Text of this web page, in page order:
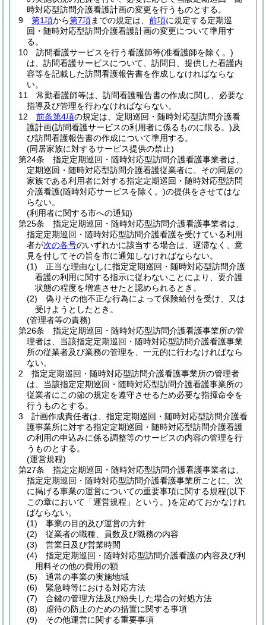
時対応型訪問介護看護計画の変更を行うものとする。
9
第1項から第7項までの規定は、 前項に規定する定期巡
回・随時対応型訪問介護看護計画の変更について準用す
る。
10
訪問看護サービスを行う看護師等(准看護師を除く。)
は、訪問看護サービスについて、訪問日、提供した看護内
容等を記載した訪問看護報告書を作成しなければならな
い。
11
常勤看護師等は、訪問看護報告書の作成に関し、必要な
指導及び管理を行わなければならない。
12
前条第4項の規定は、定期巡回・随時対応型訪問介護看
護計画(訪問看護サービスの利用者に係るものに限る。)及
び訪問看護報告書の作成について準用する。
(同居家族に対するサービス提供の禁止)
第24条
指定定期巡回・随時対応型訪問介護看護事業者は、
定期巡回・随時対応型訪問介護看護従業者に、その同居の
家族である利用者に対する指定定期巡回・随時対応型訪問
介護看護(随時対応サービスを除く。)の提供をさせてはな
らない。
(利用者に関する市への通知)
第25条
指定定期巡回・随時対応型訪問介護看護事業者は、
指定定期巡回・随時対応型訪問介護看護を受けている利用
者が次の各号のいずれかに該当する場合は、遅滞なく、意
見を付してその旨を市に通知しなければならない。
(1)
正当な理由なしに指定定期巡回・随時対応型訪問介護
看護の利用に関する指示に従わないことにより、要介護
状態の程度を増進させたと認められるとき。
(2)
偽りその他不正な行為によって保険給付を受け、又は
受けようとしたとき。
(管理者等の責務)
第26条
指定定期巡回・随時対応型訪問介護看護事業所の管
理者は、当該指定定期巡回・随時対応型訪問介護看護事業
所の従業者及び業務の管理を、一元的に行わなければなら
ない。
2
指定定期巡回・随時対応型訪問介護看護事業所の管理者
は、当該指定定期巡回・随時対応型訪問介護看護事業所の
従業者にこの節の規定を遵守させるため必要な指揮命令を
行うものとする。
3
計画作成責任者は、指定定期巡回・随時対応型訪問介護看
護事業所に対する指定定期巡回・随時対応型訪問介護看護
の利用の申込みに係る調整等のサービスの内容の管理を行
うものとする。
(運営規程)
第27条
指定定期巡回・随時対応型訪問介護看護事業者は、
指定定期巡回・随時対応型訪問介護看護事業所ごとに、次
に掲げる事業の運営についての重要事項に関する規程(以下
この章において「運営規程」という。)を定めておかなけれ
ばならない。
(1)
事業の目的及び運営の方針
(2)
従業者の職種、員数及び職務の内容
(3)
営業日及び営業時間
(4)
指定定期巡回・随時対応型訪問介護看護の内容及び利
用料その他の費用の額
(5)
通常の事業の実施地域
(6)
緊急時等における対応方法
(7)
合鍵の管理方法及び紛失した場合の対処方法
(8)
虐待の防止のための措置に関する事項
(9)
その他運営に関する重要事項